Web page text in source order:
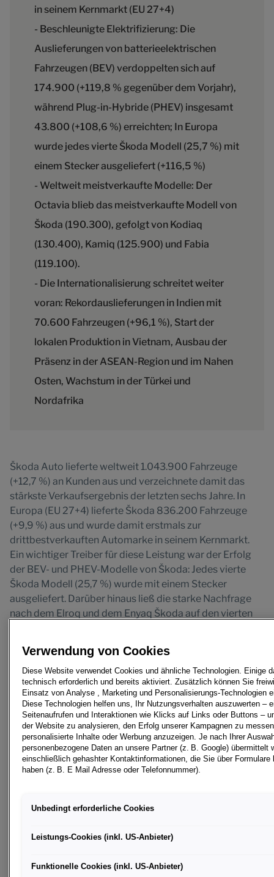
in seinem Kernmarkt (EU 27+4)
- Beschleunigte Elektrifizierung: Die
Auslieferungen von batterieelektrischen
Fahrzeugen (BEV) verdoppelten sich auf
174.900 (+119,8 % gegenüber dem Vorjahr),
während Plug-in-Hybride (PHEV) insgesamt
43.800 (+108,6 %) erreichten; In Europa
wurde jedes vierte Škoda Modell (25,7 %) mit
einem Stecker ausgeliefert (+116,5 %)
- Weltweit meistverkaufte Modelle: Der
Octavia blieb das meistverkaufte Modell von
Škoda (190.300), gefolgt von Kodiaq
(130.400), Kamiq (125.900) und Fabia
(119.100).
- Die Internationalisierung schreitet weiter
voran: Rekordauslieferungen in Indien mit
70.600 Fahrzeugen (+96,1 %), Start der
lokalen Produktion in Vietnam, Ausbau der
Präsenz in der ASEAN-Region und im Nahen
Osten, Wachstum in der Türkei und
Nordafrika
Škoda Auto lieferte weltweit 1.043.900 Fahrzeuge
(+12,7 %) an Kunden aus und verzeichnete damit das
stärkste Verkaufsergebnis der letzten sechs Jahre. In
Europa (EU 27+4) lieferte Škoda 836.200 Fahrzeuge
(+9,9 %) aus und wurde damit erstmals zur
drittbestverkauften Automarke in seinem Kernmarkt.
Ein wichtiger Treiber für diese Leistung war der Erfolg
der BEV- und PHEV-Modelle von Škoda: Jedes vierte
Škoda Modell (25,7 %) wurde mit einem Stecker
ausgeliefert. Darüber hinaus ließ die starke Nachfrage
nach dem Elroq und dem Enyaq Škoda auf den vierten
(+12,8 %) der größte Markt für Škoda, gefolgt von der
Tschechischen Republik, dem Vereinigten Königreich,
Indien und Polen. Die meistverkauften Modelle waren
der Octavia, der Kodiaq, der Kamiq, der Fabia und der
Karoq. Auch die Internationalisierung setzte sich weiter
fort: Die Auslieferungen in Indien verdoppelten sich
nahezu auf 70.600 Fahrzeuge (+96,1 %), während in
Vietnam die Produktion des Slavia und des Kushaq
aufgenommen wurde. 2026 werden zwei neue
Crossover Epiq und das siebensitzige Familien-SUV
verdoppeln.
erreicht neue Erfolgslevel. Im Jahr 2025 haben wir die
Verwendung von Cookies
Diese Website verwendet Cookies und ähnliche Technologien. Einige
technisch erforderlich und bereits aktiviert. Zusätzlich können Sie
Einsatz von Analyse , Marketing und Personalisierungs-Technologien
Diese Technologien helfen uns, Ihr Nutzungsverhalten auszuwerten –
Seitenaufrufen und Interaktionen wie Klicks auf Links oder Buttons –
der Website zu analysieren, den Erfolg unserer Kampagnen zu
personalisierte Inhalte oder Werbung anzuzeigen. Je nach Ihrer
personenbezogene Daten an unsere Partner (z. B. Google) übermittelt
einschließlich gehashter Kontaktinformationen, die Sie über Formulare
haben (z. B. E Mail Adresse oder Telefonnummer).
kann. In den USA besteht kein der EU gleichwertiges
werden. Die Übermittlung erfolgt auf Grundlage von
Wenn Sie über einen personalisierten Link auf unsere Website
Unbedingt erforderliche Cookies
Leistungs-Cookies (inkl. US-Anbieter)
Funktionelle Cookies (inkl. US-Anbieter)